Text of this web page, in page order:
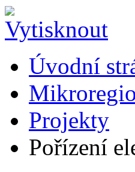
Úvodní
Projekty
Pořízení